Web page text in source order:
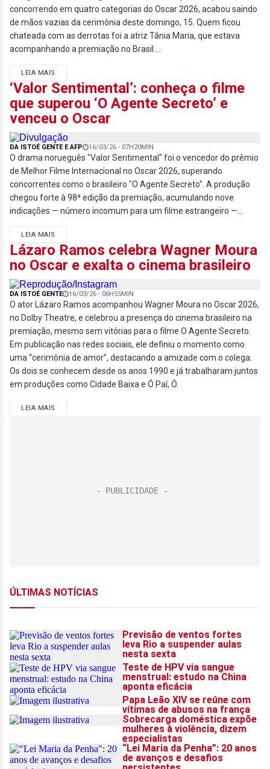
concorrendo em quatro categorias do Oscar 2026, acabou saindo
de mãos vazias da cerimônia deste domingo, 15. Quem ficou
chateada com as derrotas foi a atriz Tânia Maria, que estava
acompanhando a premiação no Brasil....
LEIA MAIS
‘Valor Sentimental’: conheça o filme
que superou ‘O Agente Secreto’ e
venceu o Oscar
DA ISTOÉ GENTE E AFP 16/03/26 - 07H20MIN
O drama norueguês "Valor Sentimental" foi o vencedor do prêmio
de Melhor Filme Internacional no Oscar 2026, superando
concorrentes como o brasileiro "O Agente Secreto". A produção
chegou forte à 98ª edição da premiação, acumulando nove
indicações — número incomum para um filme estrangeiro —...
LEIA MAIS
Lázaro Ramos celebra Wagner Moura
no Oscar e exalta o cinema brasileiro
DA ISTOÉ GENTE 16/03/26 - 06H55MIN
O ator Lázaro Ramos acompanhou Wagner Moura no Oscar 2026,
no Dolby Theatre, e celebrou a presença do cinema brasileiro na
premiação, mesmo sem vitórias para o filme O Agente Secreto.
Em publicação nas redes sociais, ele definiu o momento como
uma “cerimônia de amor”, destacando a amizade com o colega.
Os dois se conhecem desde os anos 1990 e já trabalharam juntos
em produções como Cidade Baixa e Ó Paí, Ó.
LEIA MAIS